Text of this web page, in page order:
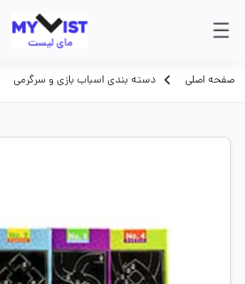
صفحه اصلی دسته بندی اسباب بازی و سرگرمی